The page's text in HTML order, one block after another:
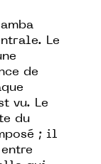
Le
de
vu. Le
du
; il